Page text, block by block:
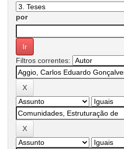
por
Filtros correntes: